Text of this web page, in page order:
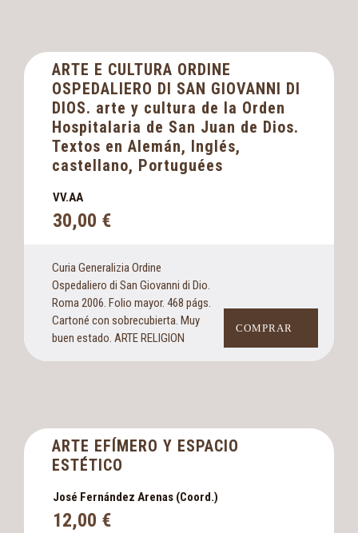
ARTE E CULTURA ORDINE
OSPEDALIERO DI SAN GIOVANNI DI
DIOS. arte y cultura de la Orden
Hospitalaria de San Juan de Dios.
Textos en Alemán, Inglés,
castellano, Portuguées
VV.AA
30,00 €
Curia Generalizia Ordine
Ospedaliero di San Giovanni di Dio.
Roma 2006. Folio mayor. 468 págs.
Cartoné con sobrecubierta. Muy
buen estado. ARTE RELIGION
COMPRAR
ARTE EFÍMERO Y ESPACIO
ESTÉTICO
José Fernández Arenas (Coord.)
12,00 €